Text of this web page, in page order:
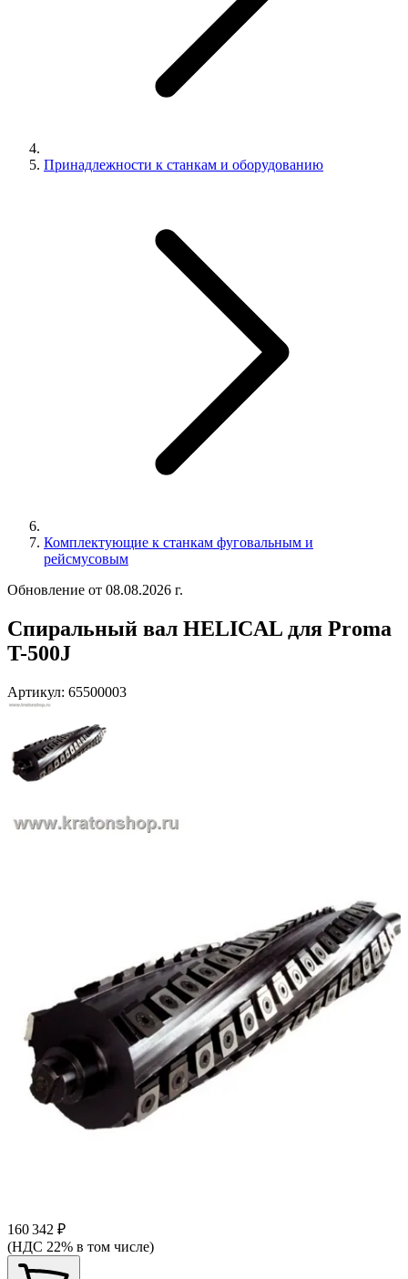
Принадлежности к станкам и оборудованию
Комплектующие к станкам фуговальным и
рейсмусовым
Обновление от 08.08.2026 г.
Спиральный вал HELICAL для Proma
T-500J
Артикул: 65500003
160 342 ₽
(НДС 22% в том числе)